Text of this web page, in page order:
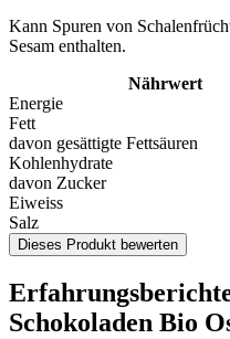
Kann Spuren von
Sesam enthalten.
Nährwert
Energie
Fett
davon gesättigte Fettsäuren
Kohlenhydrate
davon Zucker
Eiweiss
Salz
Dieses Produkt bewerten
Schokoladen Bio